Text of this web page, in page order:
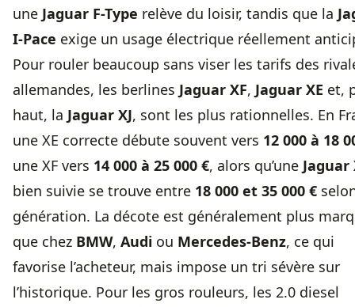
une Jaguar F-Type relève du loisir, tandis que la
I-Pace exige un usage électrique réellement
Pour rouler beaucoup sans viser les tarifs des
allemandes, les berlines Jaguar XF, Jaguar XE et,
haut, la Jaguar XJ, sont les plus rationnelles. En
une XE correcte débute souvent vers 12 000 à 18
une XF vers 14 000 à 25 000 €, alors qu’une Jaguar
bien suivie se trouve entre 18 000 et 35 000 €
génération. La décote est généralement plus
que chez BMW, Audi ou Mercedes-Benz, ce qui
favorise l’acheteur, mais impose un tri sévère sur
l’historique. Pour les gros rouleurs, les 2.0 diesel